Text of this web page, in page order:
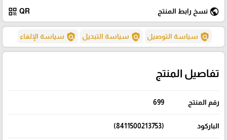
public نسخ رابط المنتج QR
qr_code
policy سياسة التوصيل policy سياسة التبديل policy سياسة الإلغاء
تفاصيل المنتج
رقم المنتج 699
الباركود (8411500213753)